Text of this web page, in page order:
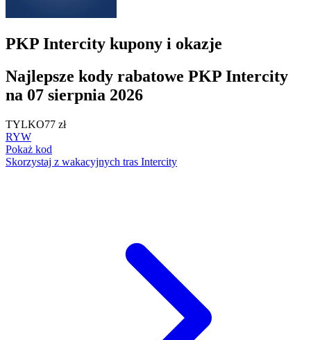
PKP Intercity kupony i okazje
Najlepsze kody rabatowe PKP Intercity
na 07 sierpnia 2026
TYLKO77 zł
RYW
Pokaż kod
Skorzystaj z wakacyjnych tras Intercity